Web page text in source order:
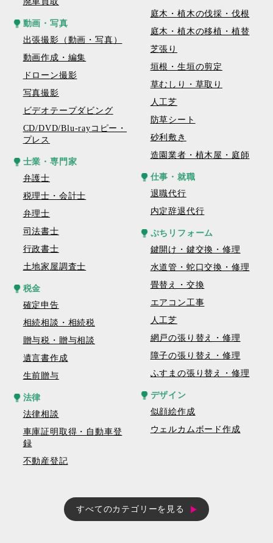
動画・写真
出張撮影（動画・写真）
動画作成・編集
ドローン撮影
写真撮影
ビデオテープダビング
CD/DVD/Blu-rayコピー・
プレス
士業・専門家
弁護士
税理士・会計士
弁理士
司法書士
行政書士
土地家屋調査士
税金
確定申告
相続相談・相続税
贈与税・贈与相談
遺言書作成
生前贈与
法律
法律相談
車庫証明取得・自動車登
録
不動産登記
庭木・植木の伐採・伐根
庭木・植木の移植・植替
芝張り
垣根・生垣の剪定
草むしり・草取り
人工芝
防草シート
砂利敷き
造園業者・植木屋・庭師
仕事・就職
退職代行
内定辞退代行
ぷちリフォーム
鍵開け・鍵交換・修理
水道管・蛇口交換・修理
畳替え・交換
エアコン工事
人工芝
網戸の張り替え・修理
障子の張り替え・修理
ふすまの張り替え・修理
デザイン
似顔絵作成
ウェルカムボード作成
すべてのカテゴリーを見る